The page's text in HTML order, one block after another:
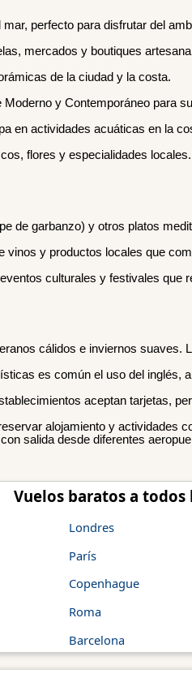
perfecto para disfrutar del
mercados y boutiques
de la ciudad y la costa.
y Contemporáneo para
en actividades acuáticas en la
flores y especialidades locales.
de garbanzo) y otros platos
vinos y productos locales que
culturales y festivales que
cálidos e inviernos
es común el uso del inglés,
aceptan tarjetas,
alojamiento y actividades
salida desde diferentes
Vuelos baratos a todos
Londres
París
Copenhague
Roma
Barcelona